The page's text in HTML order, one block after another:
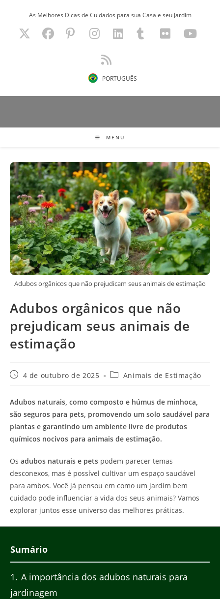
As Melhores Dicas de Cuidados para sua Casa e seu Jardim
PORTUGUÊS
MENU
Adubos orgânicos que não prejudicam seus animais de estimação
Adubos orgânicos que não
prejudicam seus animais de
estimação
Post4 de outubro de 2025
Categoria
Animais de Estimação
Adubos naturais, como composto e húmus de minhoca,
são seguros para pets, promovendo um solo saudável para
plantas e garantindo um ambiente livre de produtos
químicos nocivos para animais de estimação.
Os adubos naturais e pets podem parecer temas
desconexos, mas é possível cultivar um espaço saudável
para ambos. Você já pensou em como um jardim bem
cuidado pode influenciar a vida dos seus animais? Vamos
explorar juntos esse universo das melhores práticas.
Sumário
1
A importância dos adubos naturais para
jardinagem